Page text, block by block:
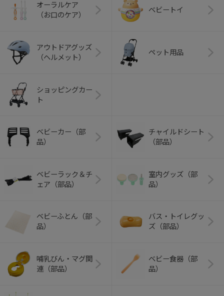
オーラルケア
（お口のケア）
ベビートイ
アウトドアグッズ
（ヘルメット）
ペット用品
ショッピングカー
ト
ベビーカー（部
品）
チャイルドシート
（部品）
ベビーラック＆チ
ェア（部品）
室内グッズ（部
品）
ベビーふとん（部
品）
バス・トイレグッ
ズ（部品）
哺乳びん・マグ関
連（部品）
ベビー食器（部
品）